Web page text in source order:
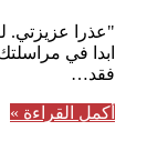
"عذرا عزيزتي.
ابدا في
فقد…
أكمل القراءة »